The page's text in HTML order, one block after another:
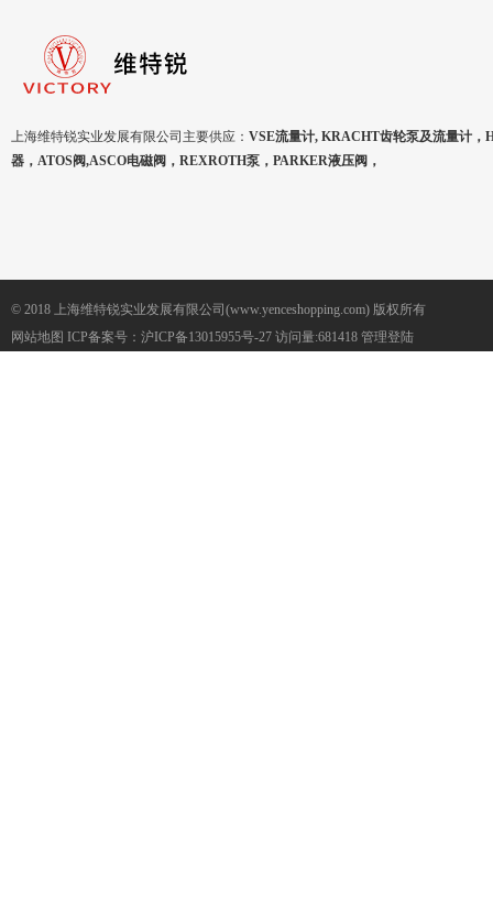
上海维特锐实业发展有限公司主要供应： VSE流量计, KRACHT齿轮泵及流量计，
器，ATOS阀,ASCO电磁阀，REXROTH泵，PARKER液压阀，
© 2018 上海维特锐实业发展有限公司(www.yenceshopping.com) 版权所有
网站地图 ICP备案号： 沪ICP备13015955号-27 访问量:681418 管理登陆